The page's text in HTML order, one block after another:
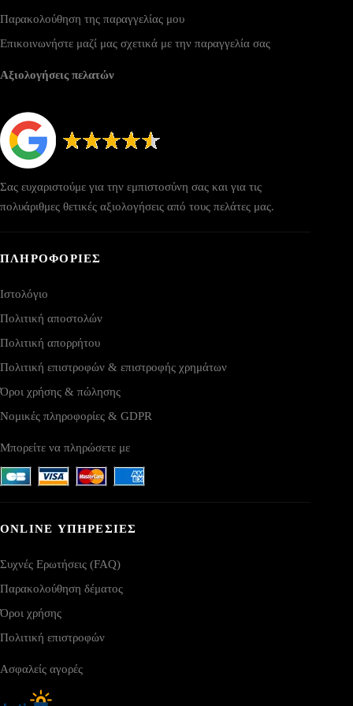
Παρακολούθηση της παραγγελίας μου
Επικοινωνήστε μαζί μας σχετικά με την παραγγελία σας
Αξιολογήσεις πελατών
Σας ευχαριστούμε για την εμπιστοσύνη σας και για τις
πολυάριθμες θετικές αξιολογήσεις από τους πελάτες μας.
ΠΛΗΡΟΦΟΡΙΕΣ
Ιστολόγιο
Πολιτική αποστολών
Πολιτική απορρήτου
Πολιτική επιστροφών & επιστροφής χρημάτων
Όροι χρήσης & πώλησης
Νομικές πληροφορίες & GDPR
Μπορείτε να πληρώσετε με
ONLINE ΥΠΗΡΕΣΙΕΣ
Συχνές Ερωτήσεις (FAQ)
Παρακολούθηση δέματος
Όροι χρήσης
Πολιτική επιστροφών
Ασφαλείς αγορές